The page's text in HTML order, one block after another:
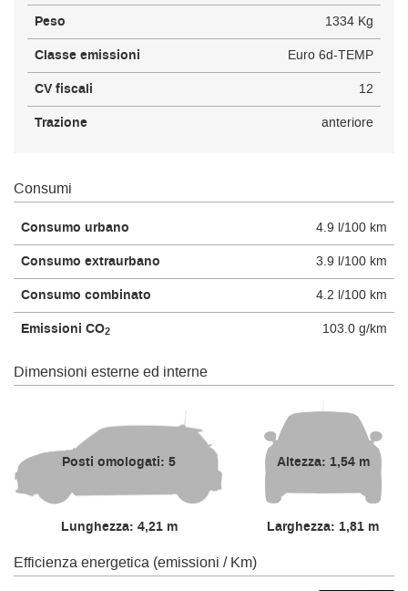
Peso 1334 Kg
Classe emissioni Euro 6d-TEMP
CV fiscali 12
Trazione anteriore
Consumi
Consumo urbano 4.9 l/100 km
Consumo extraurbano 3.9 l/100 km
Consumo combinato 4.2 l/100 km
Emissioni CO2 103.0 g/km
Dimensioni esterne ed interne
Posti omologati: 5
Lunghezza: 4,21 m
Altezza: 1,54 m
Larghezza: 1,81 m
Efficienza energetica (emissioni / Km)